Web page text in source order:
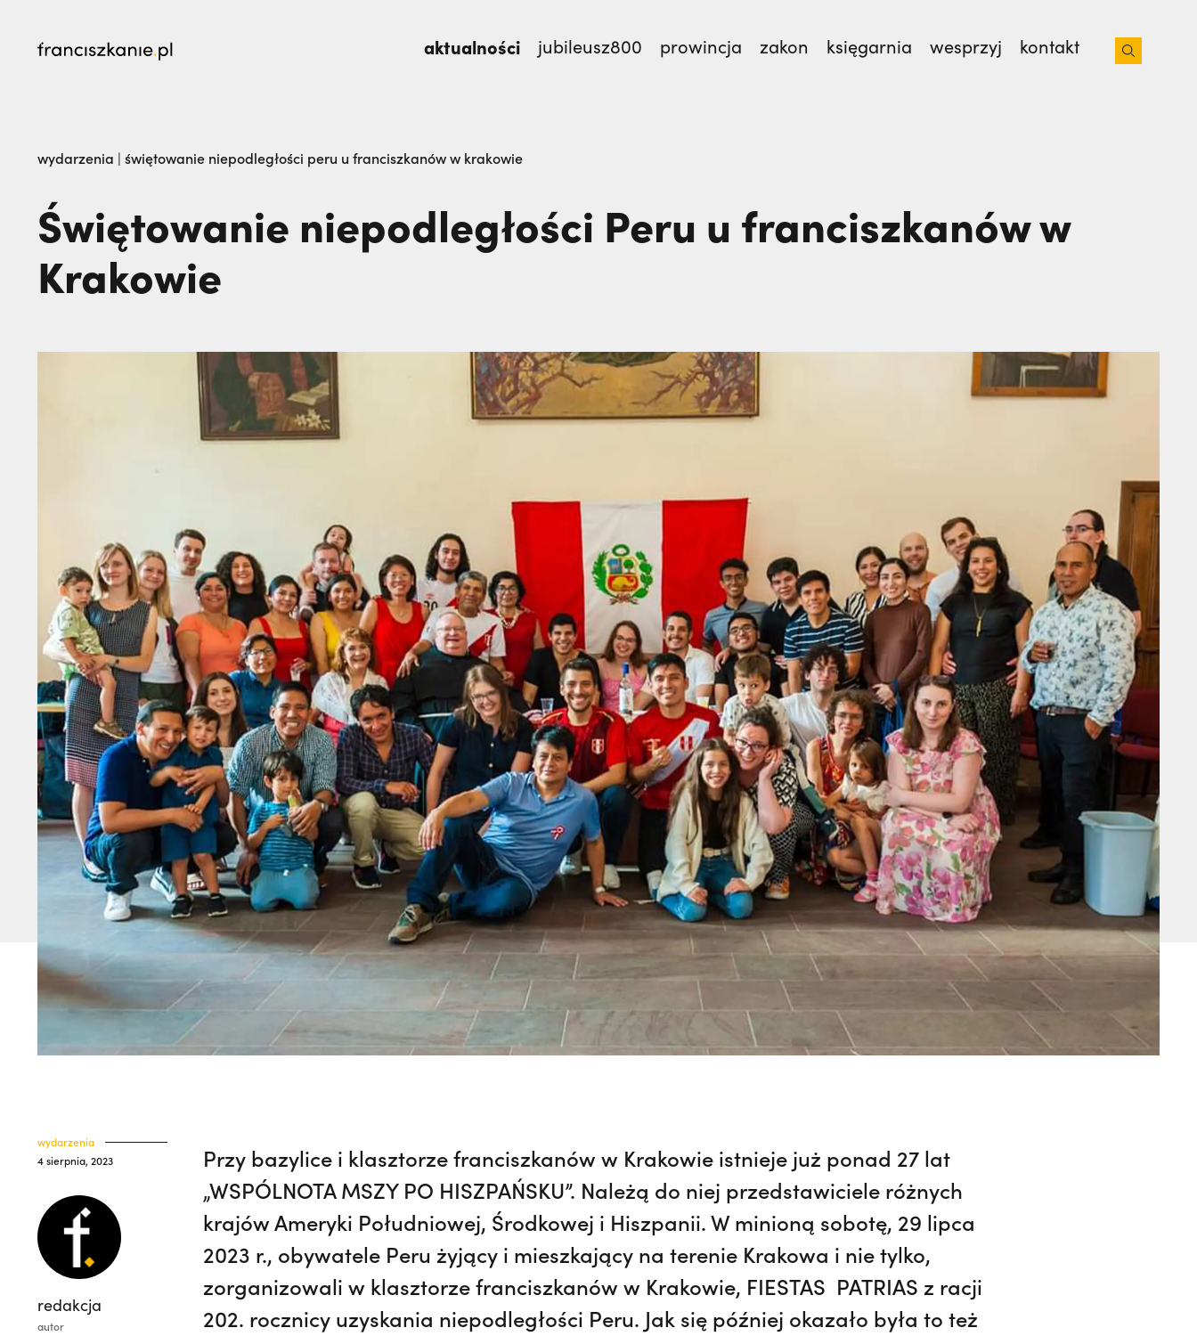
aktualności jubileusz800 prowincja zakon księgarnia wesprzyj kontakt
„Nie jedź na misje, dopóki matka żyje!” | JESTEM,Dlaczego terroryści bali się dwóch polskich misjonarzy? | JESTEM,
wydarzenia | świętowanie niepodległości peru u franciszkanów w krakowie
Świętowanie niepodległości Peru u franciszkanów w
Krakowie
wydarzenia
4 sierpnia, 2023
redakcja
autor
Przy bazylice i klasztorze franciszkanów w Krakowie istnieje już ponad 27 lat
„WSPÓLNOTA MSZY PO HISZPAŃSKU”. Należą do niej przedstawiciele różnych
krajów Ameryki Południowej, Środkowej i Hiszpanii. W minioną sobotę, 29 lipca
2023 r., obywatele Peru żyjący i mieszkający na terenie Krakowa i nie tylko,
zorganizowali w klasztorze franciszkanów w Krakowie, FIESTAS PATRIAS z racji
202. rocznicy uzyskania niepodległości Peru. Jak się później okazało była to też